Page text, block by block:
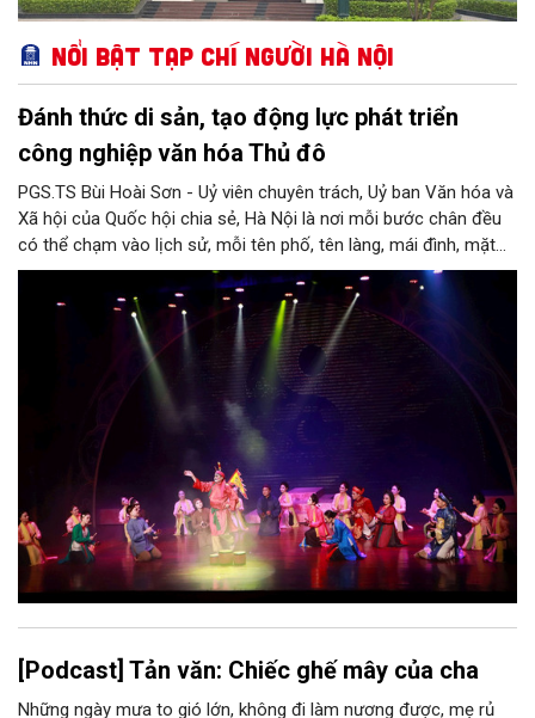
Nổi bật Tạp chí Người Hà Nội
Đánh thức di sản, tạo động lực phát triển
công nghiệp văn hóa Thủ đô
PGS.TS Bùi Hoài Sơn - Uỷ viên chuyên trách, Uỷ ban Văn hóa và
Xã hội của Quốc hội chia sẻ, Hà Nội là nơi mỗi bước chân đều
có thể chạm vào lịch sử, mỗi tên phố, tên làng, mái đình, mặt
hồ, nếp nhà, câu hát, món ăn, làn điệu, nghề thủ công đều có
thể kể một câu chuyện về chiều sâu văn hiến của dân tộc.
Nhưng trong kỷ nguyên mới, câu hỏi đặt ra không chỉ Hà Nội có
bao nhiêu di sản, bao nhiêu văn nghệ sĩ, trí thức, không gian ký
ức, mà là làm thế nào để những giá trị ấy trở thành nguồn lực
phát triển, thành sức mạnh mềm, thành động lực sáng tạo,
thành năng lực cạnh tranh của Thủ đô.
[Podcast] Tản văn: Chiếc ghế mây của cha
Những ngày mưa to gió lớn, không đi làm nương được, mẹ rủ